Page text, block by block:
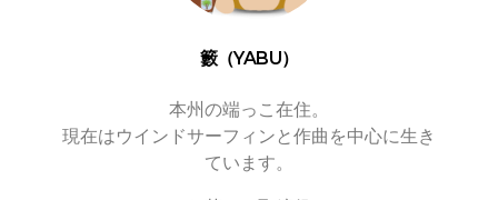
籔（YABU）
本州の端っこ在住。
現在はウインドサーフィンと作曲を中心に生き
ています。